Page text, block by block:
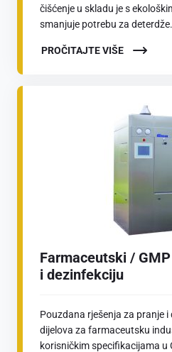
čišćenje u skladu je s
smanjuje potrebu za
PROČITAJTE VIŠE
Farmaceutski /
i dezinfekciju
Pouzdana rješenja za pranje
dijelova za farmaceutsku
korisničkim specifikacijama u